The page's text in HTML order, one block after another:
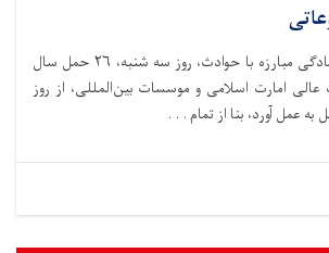
قرار است اداره ملی آمادگی مبارزه با حوادث،‌ روز سه شنبه، ۲۶ حمل سال
عالی امارت اسلامی و موسسات بین‌المللی، از روز
عمل آورد، بنا از تمام . . .